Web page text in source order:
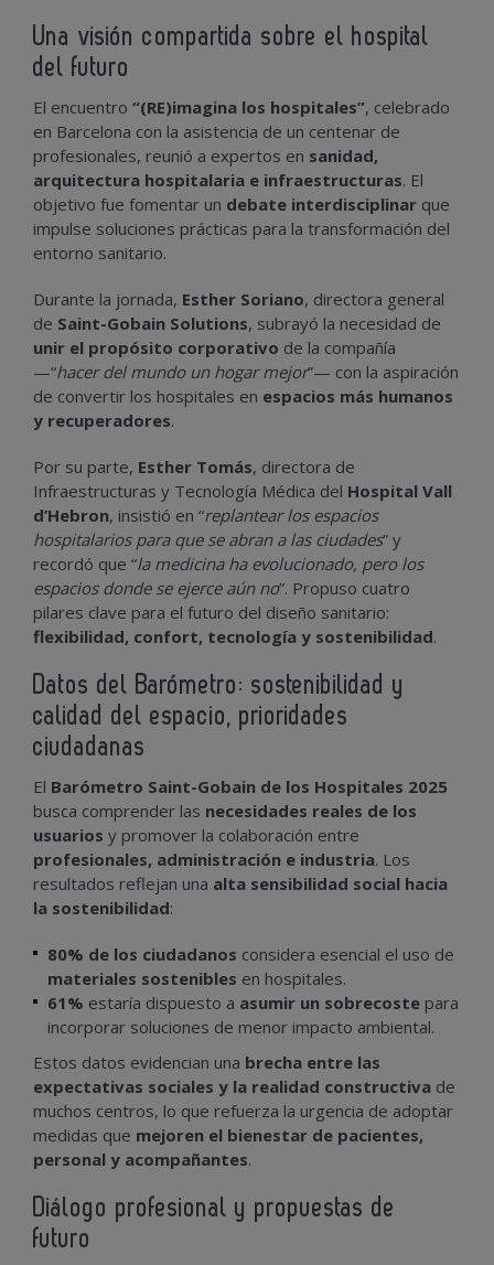
Una visión compartida sobre el hospital
del futuro
El encuentro “(RE)imagina los hospitales”, celebrado
en Barcelona con la asistencia de un centenar de
profesionales, reunió a expertos en sanidad,
arquitectura hospitalaria e infraestructuras. El
objetivo fue fomentar un debate interdisciplinar que
impulse soluciones prácticas para la transformación del
entorno sanitario.
Durante la jornada, Esther Soriano, directora general
de Saint-Gobain Solutions, subrayó la necesidad de
unir el propósito corporativo de la compañía
—“hacer del mundo un hogar mejor”— con la aspiración
de convertir los hospitales en espacios más humanos
y recuperadores.
Por su parte, Esther Tomás, directora de
Infraestructuras y Tecnología Médica del Hospital Vall
d’Hebron, insistió en “replantear los espacios
hospitalarios para que se abran a las ciudades” y
recordó que “la medicina ha evolucionado, pero los
espacios donde se ejerce aún no”. Propuso cuatro
pilares clave para el futuro del diseño sanitario:
flexibilidad, confort, tecnología y sostenibilidad.
Datos del Barómetro: sostenibilidad y
calidad del espacio, prioridades
ciudadanas
El Barómetro Saint-Gobain de los Hospitales 2025
busca comprender las necesidades reales de los
usuarios y promover la colaboración entre
profesionales, administración e industria. Los
resultados reflejan una alta sensibilidad social hacia
la sostenibilidad:
80% de los ciudadanos considera esencial el uso de
materiales sostenibles en hospitales.
61% estaría dispuesto a asumir un sobrecoste para
incorporar soluciones de menor impacto ambiental.
Estos datos evidencian una brecha entre las
expectativas sociales y la realidad constructiva de
muchos centros, lo que refuerza la urgencia de adoptar
medidas que mejoren el bienestar de pacientes,
personal y acompañantes.
Diálogo profesional y propuestas de
futuro